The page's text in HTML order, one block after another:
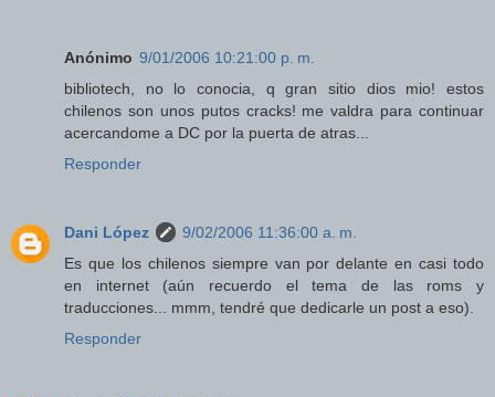
Anónimo 9/01/2006 10:21:00 p. m.
bibliotech, no lo conocia, q gran sitio dios mio! estos
chilenos son unos putos cracks! me valdra para continuar
acercandome a DC por la puerta de atras...
Responder
Dani López
9/02/2006 11:36:00 a. m.
Es que los chilenos siempre van por delante en casi todo
en internet (aún recuerdo el tema de las roms y
traducciones... mmm, tendré que dedicarle un post a eso).
Responder